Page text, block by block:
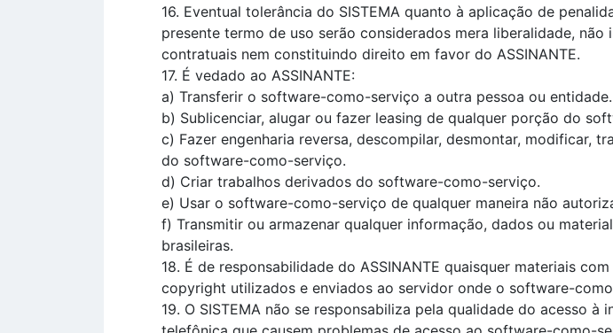
16. Eventual tolerância do SISTEMA quanto à aplicação de
presente termo de uso serão considerados mera liberalidade,
contratuais nem constituindo direito em favor do ASSINANTE.
17. É vedado ao ASSINANTE:
a) Transferir o software-como-serviço a outra pessoa ou entidade.
b) Sublicenciar, alugar ou fazer leasing de qualquer porção do
c) Fazer engenharia reversa, descompilar, desmontar, modificar,
do software-como-serviço.
d) Criar trabalhos derivados do software-como-serviço.
e) Usar o software-como-serviço de qualquer maneira não
f) Transmitir ou armazenar qualquer informação, dados ou
brasileiras.
18. É de responsabilidade do ASSINANTE quaisquer materiais
copyright utilizados e enviados ao servidor onde o software-
19. O SISTEMA não se responsabiliza pela qualidade do acesso